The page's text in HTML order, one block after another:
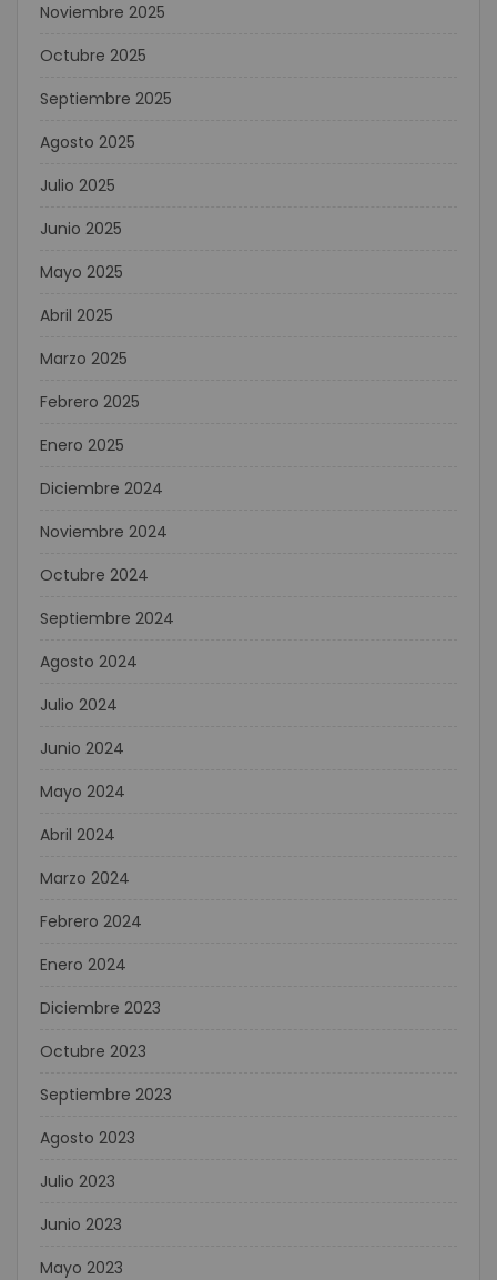
Noviembre 2025
Octubre 2025
Septiembre 2025
Agosto 2025
Julio 2025
Junio 2025
Mayo 2025
Abril 2025
Marzo 2025
Febrero 2025
Enero 2025
Diciembre 2024
Noviembre 2024
Octubre 2024
Septiembre 2024
Agosto 2024
Julio 2024
Junio 2024
Mayo 2024
Abril 2024
Marzo 2024
Febrero 2024
Enero 2024
Diciembre 2023
Octubre 2023
Septiembre 2023
Agosto 2023
Julio 2023
Junio 2023
Mayo 2023